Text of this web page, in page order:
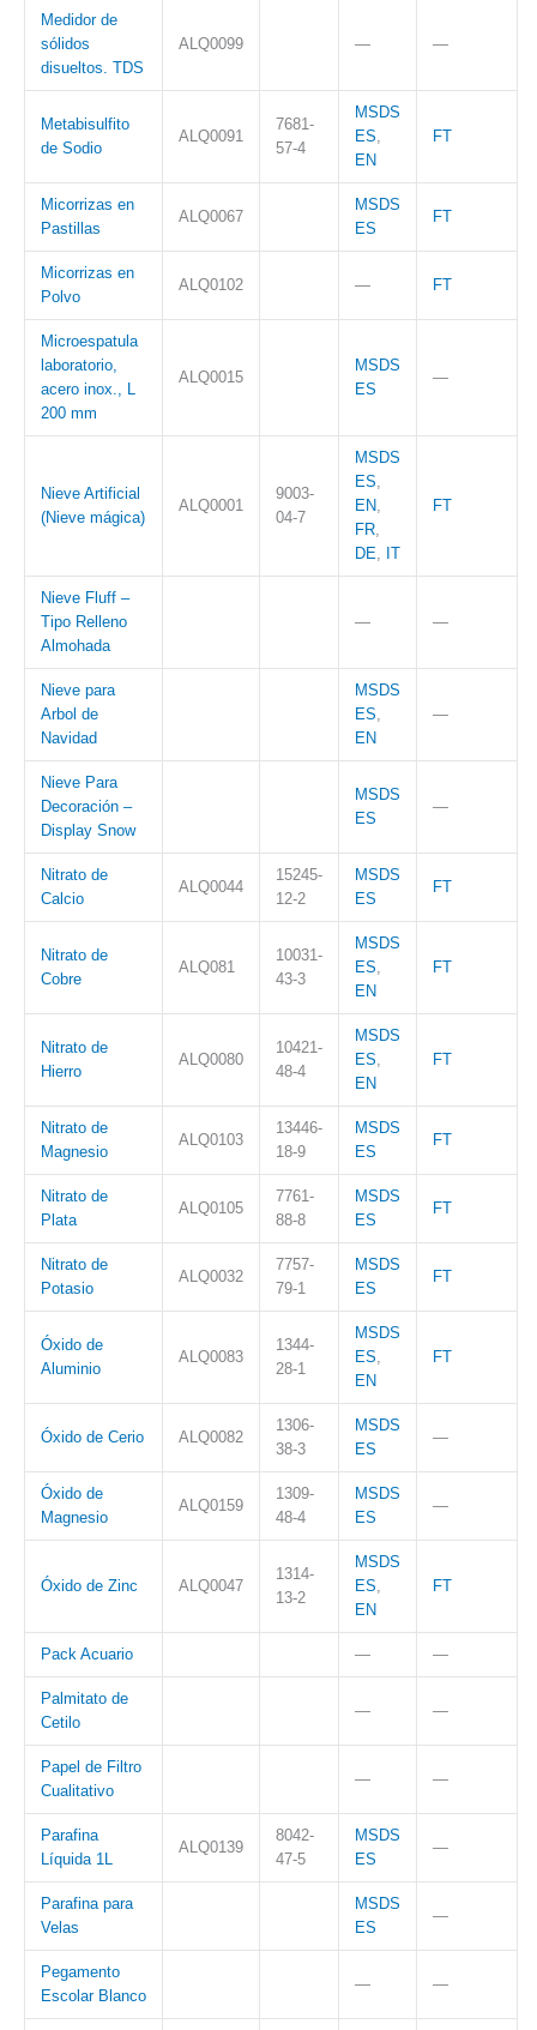
Medidor de
sólidos
disueltos. TDS
ALQ0099 — —
Metabisulfito
de Sodio
ALQ0091
7681-
57-4
MSDS
ES,
EN
FT
Micorrizas en
Pastillas
ALQ0067
MSDS
ES
FT
Micorrizas en
Polvo
ALQ0102 — FT
Microespatula
laboratorio,
acero inox., L
200 mm
ALQ0015
MSDS
ES
—
Nieve Artificial
(Nieve mágica)
ALQ0001
9003-
04-7
MSDS
ES,
EN,
FR,
DE, IT
FT
Nieve Fluff –
Tipo Relleno
Almohada
— —
Nieve para
Arbol de
Navidad
MSDS
ES,
EN
—
Nieve Para
Decoración –
Display Snow
MSDS
ES
—
Nitrato de
Calcio
ALQ0044
15245-
12-2
MSDS
ES
FT
Nitrato de
Cobre
ALQ081
10031-
43-3
MSDS
ES,
EN
FT
Nitrato de
Hierro
ALQ0080
10421-
48-4
MSDS
ES,
EN
FT
Nitrato de
Magnesio
ALQ0103
13446-
18-9
MSDS
ES
FT
Nitrato de
Plata
ALQ0105
7761-
88-8
MSDS
ES
FT
Nitrato de
Potasio
ALQ0032
7757-
79-1
MSDS
ES
FT
Óxido de
Aluminio
ALQ0083
1344-
28-1
MSDS
ES,
EN
FT
Óxido de Cerio ALQ0082
1306-
38-3
MSDS
ES
—
Óxido de
Magnesio
ALQ0159
1309-
48-4
MSDS
ES
—
Óxido de Zinc ALQ0047
1314-
13-2
MSDS
ES,
EN
FT
Pack Acuario — —
Palmitato de
Cetilo
— —
Papel de Filtro
Cualitativo
— —
Parafina
Líquida 1L
ALQ0139
8042-
47-5
MSDS
ES
—
Parafina para
Velas
MSDS
ES
—
Pegamento
Escolar Blanco
— —